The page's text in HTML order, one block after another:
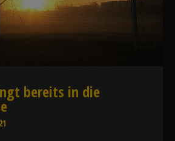
bereits in die